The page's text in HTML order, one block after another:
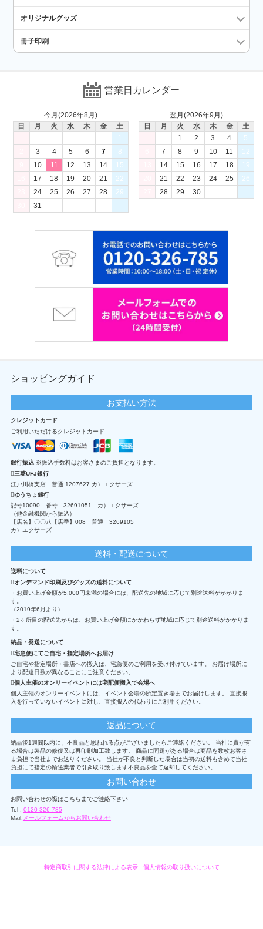
オリジナルグッズ
冊子印刷
営業日カレンダー
今月(2026年8月)
日
月 火 水 木 金
土
1
3 4 5 6 7
8
10 11 12 13 14
15
17 18 19 20 21
22
24 25 26 27 28
29
31
翌月(2026年9月)
日
月 火 水 木 金
土
1
2 3 4
5
7 8 9 10 11
12
14 15 16 17 18
19
21 22 23 24 25
26
28 29 30
ショッピングガイド
お支払い方法
クレジットカード
ご利用いただけるクレジットカード
銀行振込 ※振込手数料はお客さまのご負担となります。
三菱UFJ銀行
江戸川橋支店 普通 1207627 カ）エクサーズ
ゆうちょ銀行
記号10090 番号 32691051 カ）エクサーズ
（他金融機関から振込）
【店名】〇〇八【店番】008 普通 3269105
カ）エクサーズ
送料・配送について
送料について
オンデマンド印刷及びグッズの送料について
・お買い上げ金額が5,000円未満の場合には、配送先の地域に応じて別途送料がかかりま
す。
（2019年6月より）
・2ヶ所目の配送先からは、お買い上げ金額にかかわらず地域に応じて別途送料がかかりま
す。
納品・発送について
宅急便にてご自宅・指定場所へお届け
ご自宅や指定場所・書店への搬入は、宅急便のご利用を受け付けています。 お届け場所に
より配達日数が異なることにご注意ください。
個人主催のオンリーイベントには宅配便搬入で会場へ
個人主催のオンリーイベントには、イベント会場の所定置き場までお届けします。 直接搬
入を行っていないイベントに対し、直接搬入の代わりにご利用ください。
返品について
納品後1週間以内に、不良品と思われる点がございましたらご連絡ください。 当社に責が有
る場合は製品の修復又は再印刷加工致します。 商品に問題がある場合は商品を数枚お客さ
ま負担で当社までお送りください。 当社が不良と判断した場合は当初の送料も含めて当社
負担にて指定の輸送業者で引き取り致します不良品を全て返却してください。
お問い合わせ
お問い合わせの際はこちらまでご連絡下さい
Tel : 0120-326-785
Mail: メールフォームからお問い合わせ
特定商取引に関する法律による表示/ 個人情報の取り扱いについて